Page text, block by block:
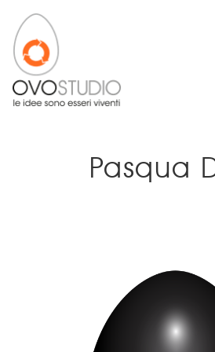
Pasqua